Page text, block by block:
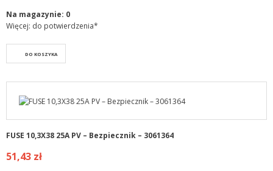
Na magazynie: 0
Więcej: do potwierdzenia*
DO KOSZYKA
FUSE 10,3X38 25A PV – Bezpiecznik – 3061364
51,43 zł